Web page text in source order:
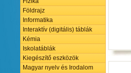
Földrajz
Informatika
Interaktív (digitális) táblák
Kémia
Iskolatáblák
Kiegészítő eszközök
Magyar nyelv és Irodalom